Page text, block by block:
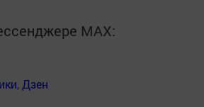
MАХ:
, Дзен